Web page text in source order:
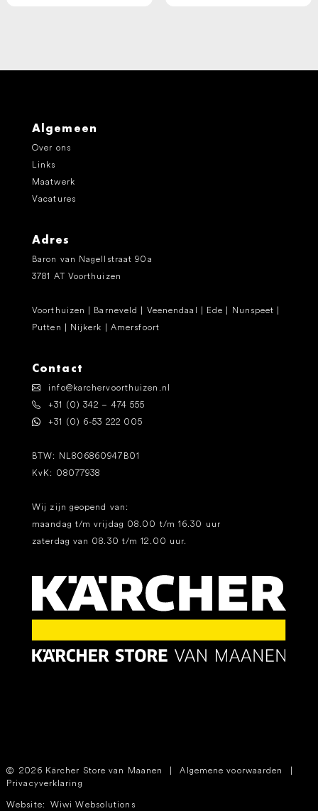
Algemeen
Over ons
Links
Maatwerk
Vacatures
Adres
Baron van Nagellstraat 90a
3781 AT Voorthuizen
Voorthuizen | Barneveld | Veenendaal | Ede | Nunspeet |
Putten | Nijkerk | Amersfoort
Contact
info@karchervoorthuizen.nl
+31 (0) 342 – 474 555
+31 (0) 6-53 222 005
BTW: NL806860947B01
KvK: 08077938
Wij zijn geopend van:
maandag t/m vrijdag 08.00 t/m 16.30 uur
zaterdag van 08.30 t/m 12.00 uur.
2026 Kärcher Store van Maanen | Algemene voorwaarden
|
Privacyverklaring
Website: Wiwi Websolutions